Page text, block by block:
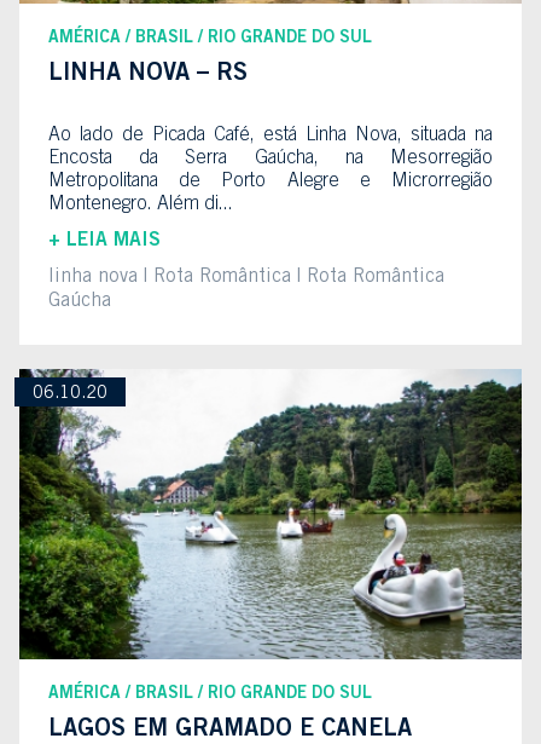
AMÉRICA BRASIL RIO GRANDE DO SUL
LINHA NOVA – RS
Ao lado de Picada Café, está Linha Nova, situada na
Encosta da Serra Gaúcha, na Mesorregião
Metropolitana de Porto Alegre e Microrregião
Montenegro. Além di...
+ LEIA MAIS
linha nova
Rota Romântica
Rota Romântica
Gaúcha
06.10.20
AMÉRICA BRASIL RIO GRANDE DO SUL
LAGOS EM GRAMADO E CANELA